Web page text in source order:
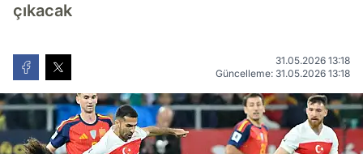
çıkacak
31.05.2026 13:18
Güncelleme: 31.05.2026 13:18